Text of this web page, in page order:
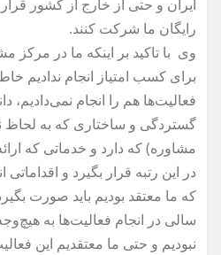
ایران و حتی از خارج از کشور قرار
رایگان ما شرکت کنند.
وی با تاکید بر اینکه ما در مرکز
برای کسب امتیاز انجام ندادیم
فعالیت‌ها هم را انجام نمی‌دادیم،
گستردگی و ساختاری که به لحاظ
مشاوره) که دارد و خدماتی که
در این رتبه قرار بگیرد و
که ما معتقد بودیم باید صورت
سالی در انجام فعالیت‌ها به
نبودیم و حتی ما معتقدیم این